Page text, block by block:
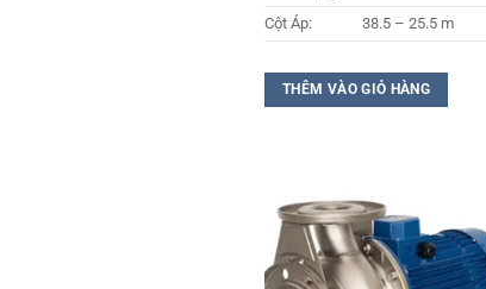
Cột Áp:
38.5 – 25.5 m
THÊM VÀO GIỎ HÀNG